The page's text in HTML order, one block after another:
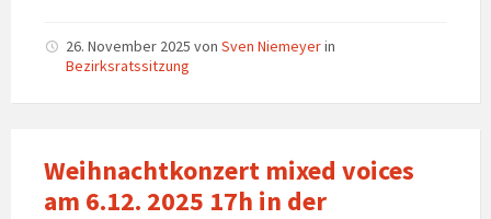
26. November 2025 von Sven Niemeyerin
Bezirksratssitzung
Weihnachtkonzert mixed voices
am 6.12. 2025 17h in der